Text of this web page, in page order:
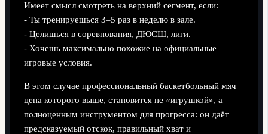
Имеет смысл смотреть на верхний сегмент, если:
- Ты тренируешься 3–5 раз в неделю в зале.
- Целишься в соревнования, ДЮСШ, лиги.
- Хочешь максимально похожие на официальные
игровые условия.
В этом случае профессиональный баскетбольный мяч
цена которого выше, становится не «игрушкой», а
полноценным инструментом для прогресса: он даёт
предсказуемый отскок, правильный хват и